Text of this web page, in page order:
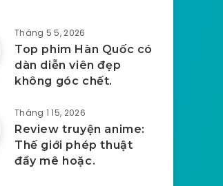
Tháng 5 5, 2026
Top phim Hàn Quốc có
dàn diễn viên đẹp
không góc chết.
Tháng 1 15, 2026
Review truyện anime:
Thế giới phép thuật
đầy mê hoặc.